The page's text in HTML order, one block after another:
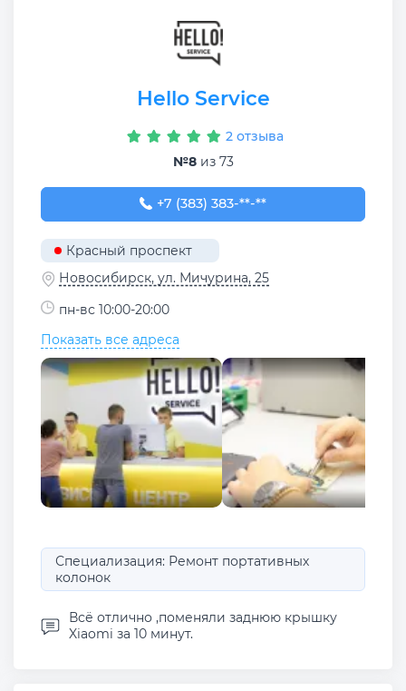
Hello Service
2 отзыва
№8из 73
+7 (383) 383-26-43
+7 (383) 383-**-**
Красный проспект
Новосибирск, ул. Мичурина, 25
пн-вс 10:00-20:00
Показать все адреса
Специализация: Ремонт портативных
колонок
Всё отлично ,поменяли заднюю крышку
Xiaomi за 10 минут.